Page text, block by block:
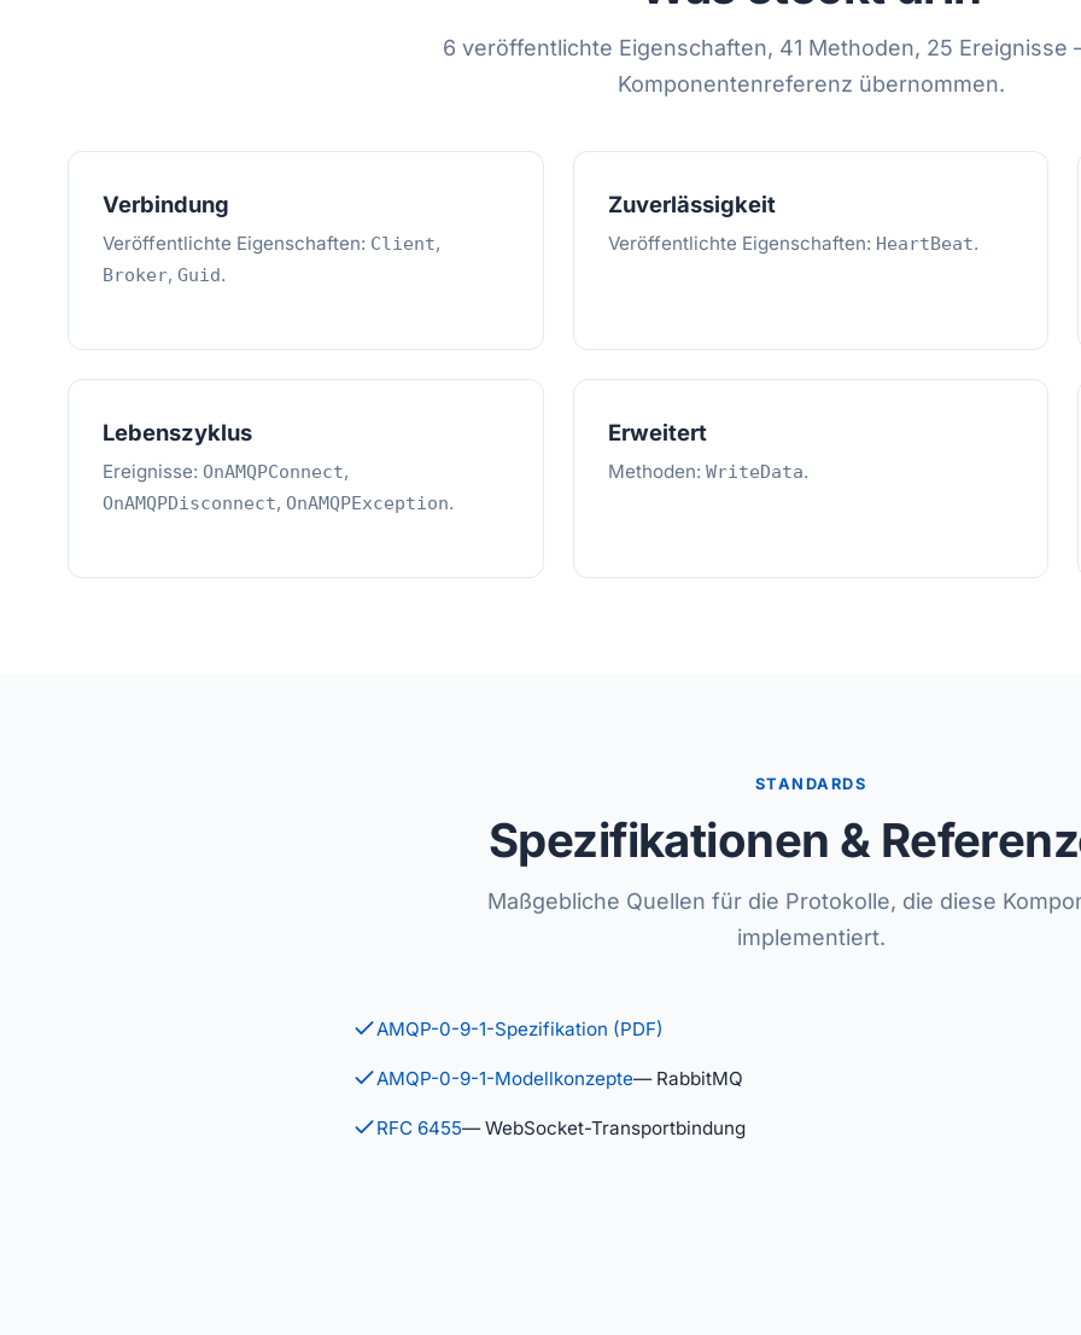
6 veröffentlichte Eigenschaften, 41 Methoden, 25 Ereignisse
Komponentenreferenz übernommen.
Verbindung
Veröffentlichte Eigenschaften: Client,
Broker, Guid.
Zuverlässigkeit
Veröffentlichte Eigenschaften: HeartBeat.
Lebenszyklus
Ereignisse: OnAMQPConnect,
OnAMQPDisconnect, OnAMQPException.
Erweitert
Methoden: WriteData.
STANDARDS
Spezifikationen &
Maßgebliche Quellen für die Protokolle, die diese
implementiert.
AMQP-0-9-1-Spezifikation (PDF)
AMQP-0-9-1-Modellkonzepte— RabbitMQ
RFC 6455— WebSocket-Transportbindung